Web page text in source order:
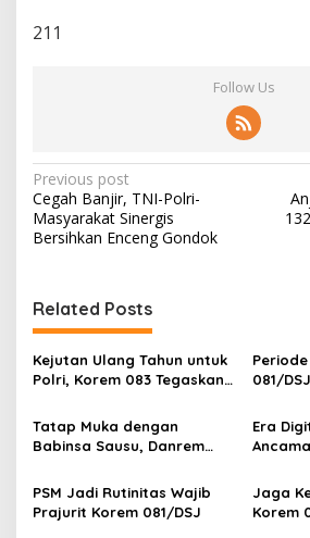
211
Follow Us
P
o
s
n
a
v
i
g
a
t
i
Previous post
Cegah Banjir, TNI-Polri-
Masyarakat Sinergis
Bersihkan Enceng Gondok
Related Posts
Kejutan Ulang Tahun untuk
Polri, Korem 083 Tegaskan
Malang
081/
Tatap Muka dengan
Babinsa Sausu, Danrem
Penting untuk Prajurit
Era
PSM Jadi Rutinitas Wajib
Prajurit Korem 081/DSJ
Jaga
Korem